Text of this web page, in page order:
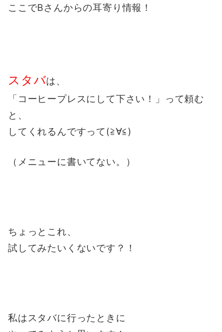
ここでBさんからの耳寄り情報！
スタバは、
「コーヒープレスにして下さい！」って頼む
と、
してくれるんですって(≧∀≦)
（メニューに書いてない。）
ちょっとこれ、
試してみたいくないです？！
私はスタバに行ったときに